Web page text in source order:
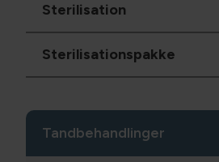
Sterilisation
Sterilisationspakke
Tandbehandlinger